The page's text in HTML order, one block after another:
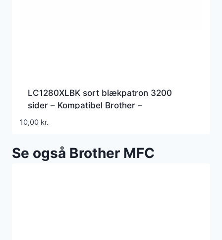
LC1280XLBK sort blækpatron 3200
sider – Kompatibel Brother –
LC1280XLBK
10,00 kr.
Se også Brother MFC